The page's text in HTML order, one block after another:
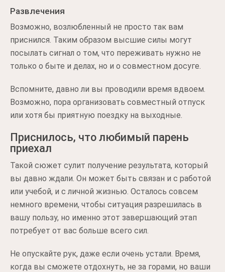
Развлечения
Возможно, возлюбленный не просто так вам
приснился. Таким образом высшие силы могут
посылать сигнал о том, что переживать нужно не
только о быте и делах, но и о совместном досуге.
Вспомните, давно ли вы проводили время вдвоем.
Возможно, пора организовать совместный отпуск
или хотя бы приятную поездку на выходные.
Приснилось, что любимый парень
приехал
Такой сюжет сулит получение результата, который
вы давно ждали. Он может быть связан и с работой
или учебой, и с личной жизнью. Осталось совсем
немного времени, чтобы ситуация разрешилась в
вашу пользу, но именно этот завершающий этап
потребует от вас больше всего сил.
Не опускайте рук, даже если очень устали. Время,
когда вы сможете отдохнуть, не за горами, но ваши